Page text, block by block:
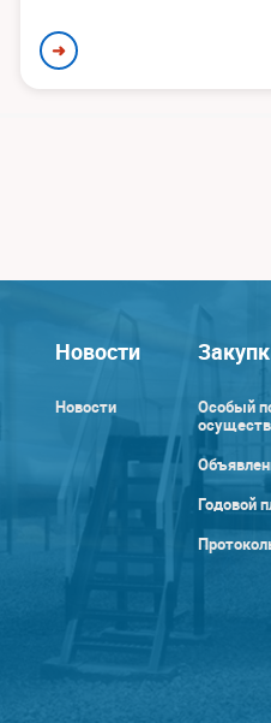
➜
Новости
Новости
Особый
Годовой